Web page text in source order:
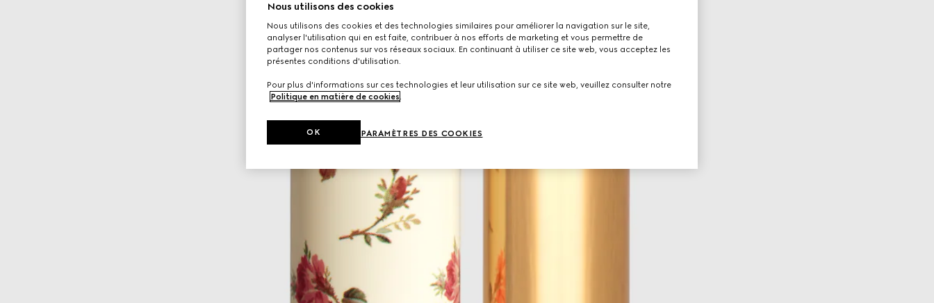
Nous utilisons des cookies
Nous utilisons des cookies et des technologies similaires pour améliorer la navigation sur le site,
analyser l'utilisation qui en est faite, contribuer à nos efforts de marketing et vous permettre de
partager nos contenus sur vos réseaux sociaux. En continuant à utiliser ce site web, vous acceptez les
présentes conditions d'utilisation.
Pour plus d'informations sur ces technologies et leur utilisation sur ce site web, veuillez consulter notre
Politique en matière de cookies.
PARAMÈTRES DES COOKIES
OK